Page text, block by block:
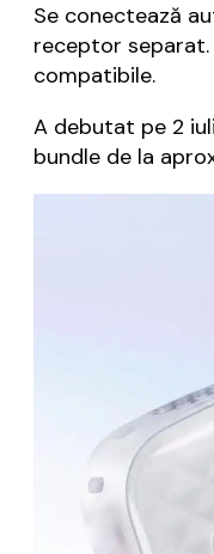
Se conectează
receptor
compatibile.
A debutat pe 2
bundle de la